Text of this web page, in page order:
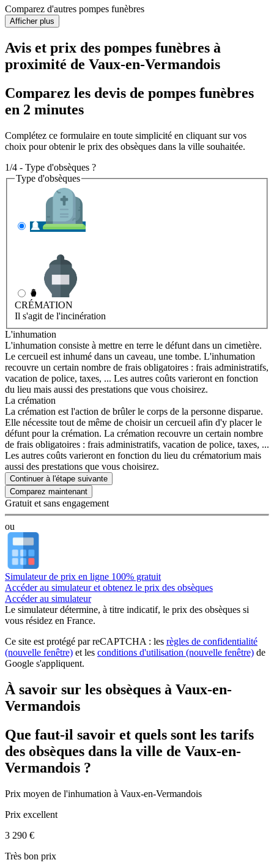
Comparez d'autres pompes funèbres
Afficher plus
Avis et prix des pompes funèbres à
proximité de Vaux-en-Vermandois
Comparez les devis de pompes funèbres
en 2 minutes
Complétez ce formulaire en toute simplicité en cliquant sur vos
choix pour obtenir le prix des obsèques dans la ville souhaitée.
1/4 - Type d'obsèques ?
Type d'obsèques
CRÉMATION
Il s'agit de l'incinération
L'inhumation
L'inhumation consiste à mettre en terre le défunt dans un cimetière.
Le cercueil est inhumé dans un caveau, une tombe. L'inhumation
recouvre un certain nombre de frais obligatoires : frais administratifs,
vacation de police, taxes, ... Les autres coûts varieront en fonction
du lieu mais aussi des prestations que vous choisirez.
La crémation
La crémation est l'action de brûler le corps de la personne disparue.
Elle nécessite tout de même de choisir un cercueil afin d'y placer le
défunt pour la crémation. La crémation recouvre un certain nombre
de frais obligatoires : frais administratifs, vacation de police, taxes, ...
Les autres coûts varieront en fonction du lieu du crématorium mais
aussi des prestations que vous choisirez.
Continuer à l'étape suivante
Gratuit et sans engagement
ou
Simulateur de prix en ligne 100% gratuit
Accéder au simulateur et obtenez le prix des obsèques
Accéder au simulateur
Le simulateurdétermine, à titre indicatif, le prix des obsèques si
vous résidez en France.
Ce site est protégé par reCAPTCHA : les règles de confidentialité
(nouvelle fenêtre) et les conditions d'utilisation (nouvelle fenêtre) de
Google s'appliquent.
À savoir sur les obsèques à Vaux-en-
Vermandois
Que faut-il savoir et quels sont les tarifs
des obsèques dans la ville de Vaux-en-
Vermandois ?
Prix moyen de l'inhumation à Vaux-en-Vermandois
Prix excellent
3 290 €
Très bon prix